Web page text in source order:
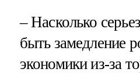
– Насколько
быть замедление
экономики из-за